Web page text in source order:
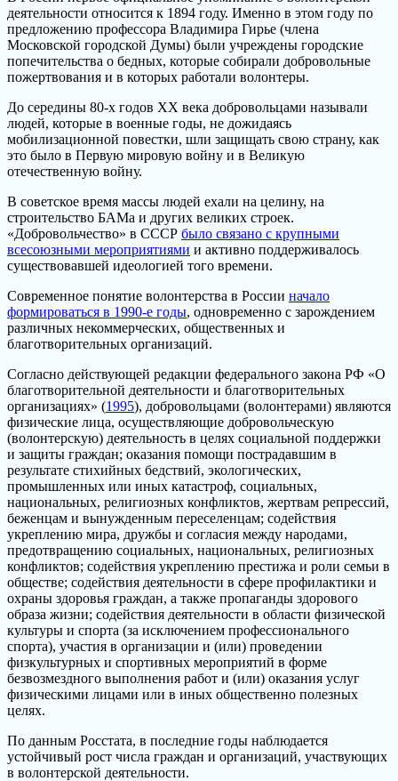
деятельности относится к 1894 году. Именно в этом году по
предложению профессора Владимира Гирье (члена
Московской городской Думы) были учреждены городские
попечительства о бедных, которые собирали добровольные
пожертвования и в которых работали волонтеры.
До середины 80-х годов XX века добровольцами называли
людей, которые в военные годы, не дожидаясь
мобилизационной повестки, шли защищать свою страну, как
это было в Первую мировую войну и в Великую
отечественную войну.
В советское время массы людей ехали на целину, на
строительство БАМа и других великих строек.
«Добровольчество» в СССР было связано с крупными
всесоюзными мероприятиями и активно поддерживалось
существовавшей идеологией того времени.
Современное понятие волонтерства в России начало
формироваться в 1990-е годы, одновременно с зарождением
различных некоммерческих, общественных и
благотворительных организаций.
Согласно действующей редакции федерального закона РФ «О
благотворительной деятельности и благотворительных
организациях» (1995), добровольцами (волонтерами) являются
физические лица, осуществляющие добровольческую
(волонтерскую) деятельность в целях социальной поддержки
и защиты граждан; оказания помощи пострадавшим в
результате стихийных бедствий, экологических,
промышленных или иных катастроф, социальных,
национальных, религиозных конфликтов, жертвам репрессий,
беженцам и вынужденным переселенцам; содействия
укреплению мира, дружбы и согласия между народами,
предотвращению социальных, национальных, религиозных
конфликтов; содействия укреплению престижа и роли семьи в
обществе; содействия деятельности в сфере профилактики и
охраны здоровья граждан, а также пропаганды здорового
образа жизни; содействия деятельности в области физической
культуры и спорта (за исключением профессионального
спорта), участия в организации и (или) проведении
физкультурных и спортивных мероприятий в форме
безвозмездного выполнения работ и (или) оказания услуг
физическими лицами или в иных общественно полезных
целях.
По данным Росстата, в последние годы наблюдается
устойчивый рост числа граждан и организаций, участвующих
в волонтерской деятельности.